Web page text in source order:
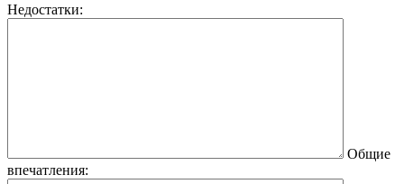
Недостатки:
Общие
впечатления: